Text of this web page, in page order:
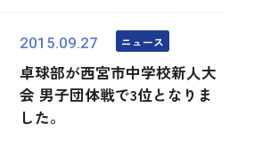
2015.09.27 ニュース
卓球部が西宮市中学校新人大
会 男子団体戦で3位となりま
した。